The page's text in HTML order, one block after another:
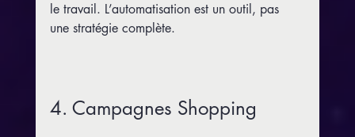
le travail. L’automatisation est un outil, pas
une stratégie complète.
4. Campagnes Shopping